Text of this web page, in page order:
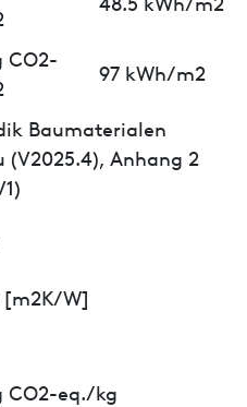
CO2-
97 kWh/m2
Baumaterialen
(V2025.4), Anhang 2
[m2K/W]
CO2-eq./kg